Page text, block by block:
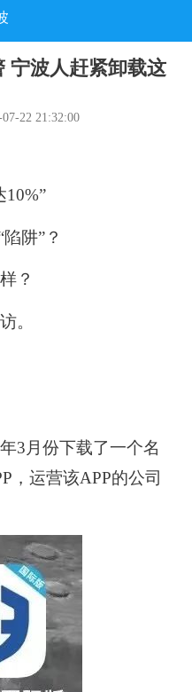
宁波人赶紧卸载这
07-22 21:32:00
10%”
阱”？
？
。
3月份下载了一个名
，运营该APP的公司